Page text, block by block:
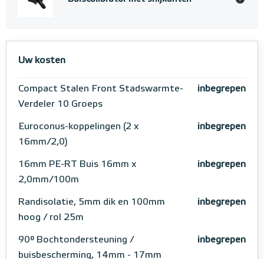
Uw kosten
Compact Stalen Front Stadswarmte-
Verdeler 10 Groeps
inbegrepen
Euroconus-koppelingen (2 x
16mm/2,0)
inbegrepen
16mm PE-RT Buis 16mm x
2,0mm/100m
inbegrepen
Randisolatie, 5mm dik en 100mm
hoog / rol 25m
inbegrepen
90° Bochtondersteuning /
buisbescherming, 14mm - 17mm
inbegrepen